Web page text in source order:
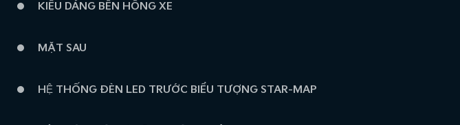
KIỂU DÁNG BÊN HÔNG XE
MẶT SAU
HỆ THỐNG ĐÈN LED TRƯỚC BIỂU TƯỢNG STAR-MAP